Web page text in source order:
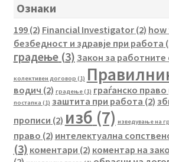
Ознаки
199(2) Financial Investigator(2) how
безбедност и здравје при работа
градење(3) Закон за работните
колективен договор (1)
водич (2) градење(1) граѓанско право
постапка (1) заштита при работа (2)
прописи (2) изб (7) изведување на
право (2) интелектуална
(3) коментари (2) коментар на